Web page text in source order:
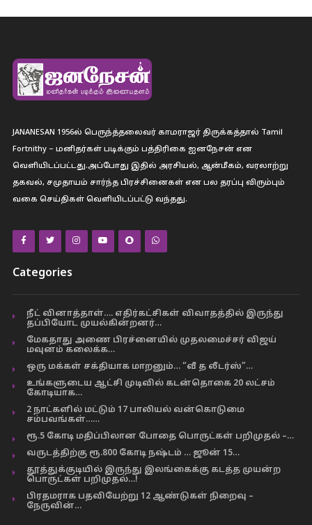
JANANESAN 1956ல் பெருந்த்தலைவர் காமராஜர் திருக்கத்தால் Tamil
Fortnithy – மனிதர்கள் படிக்கும் பத்திரிகை ஐனநேசன் என
வெளியிடப்பட்டது.அப்போது இதில் அரசியல், ஆன்மீகம், வரலாற்று
தகவல், சமுதாயம் சார்ந்த பிரச்சினைகள் என பல தரப்பு விரும்பும்
வகை செய்திகள் வெளியிடப்பட்டு வந்தது.
Categories
நீட் வினாத்தாள்…. எதிர்கட்சிகள் விவாதத்தில் இருந்து
தப்பியோட முயல்கின்றனர்…
மேகதாது அணை பிரச்னையில் முதலமைச்சர் விஜய்
மவுனம் கலைக்க…
ஒரு மக்கள் சக்தியாக மாறனும்… “வீ த லீடர்ஸ்”…
உங்களுடைய ஆட்சி முடிவில் கடன்தொகை 20 லட்சம்
கோடியாக…
2 நாட்களில் மட்டும் 17 பாலியல் வன்கொடுமை
சம்பவங்கள்……
ரூ.5 கோடி மதிப்பிலான போதை பொருட்கள் பறிமுதல் –…
வருடத்திற்கு ரூ.800 கோடி நஷ்டம் … ஜூன் 15…
தூத்துக்குடியில் இருந்து இலங்கைக்கு கடத்த முயன்ற
பொருட்கள் பறிமுதல்…!
பிரதமராக பதவியேற்று 12 ஆண்டுகள் நிறைவு –
நேருவின்…